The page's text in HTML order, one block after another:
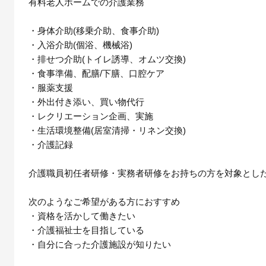
・身体介助(移乗介助、食事介助)
・入浴介助(個浴、機械浴)
・排せつ介助(トイレ誘導、オムツ交換)
・食事準備、配膳/下膳、口腔ケア
・服薬支援
・外出付き添い、買い物代行
・レクリエーション企画、実施
・生活環境整備(居室清掃・リネン交換)
・介護記録
介護職員初任者研修・実務者研修をお持ちの方を対象とし
次のようなご希望がある方におすすめ
・資格を活かして働きたい
・介護福祉士を目指している
・自分に合った介護施設が知りたい